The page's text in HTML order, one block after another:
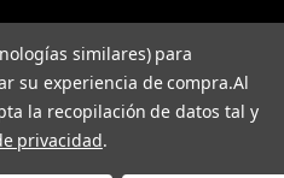
similares) para
su experiencia de compra.Al
la recopilación de datos tal y
privacidad.